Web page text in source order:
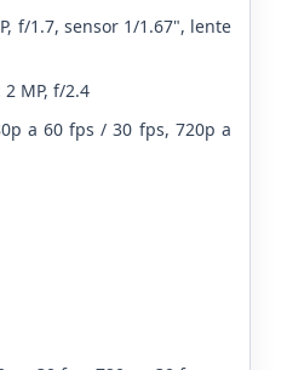
f/1.7, sensor 1/1.67", lente
MP, f/2.4
a 60 fps / 30 fps, 720p a